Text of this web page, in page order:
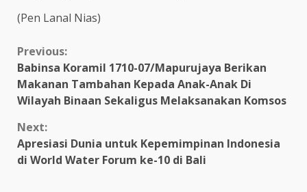
(Pen Lanal Nias)
Continue
Reading
Previous:
Babinsa Koramil 1710-07/Mapurujaya Berikan
Makanan Tambahan Kepada Anak-Anak Di
Wilayah Binaan Sekaligus Melaksanakan Komsos
Next:
Apresiasi Dunia untuk Kepemimpinan Indonesia
di World Water Forum ke-10 di Bali